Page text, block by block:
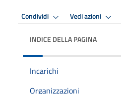
Condividi Vedi azioni
INDICE DELLA PAGINA
Incarichi
Organizzazioni